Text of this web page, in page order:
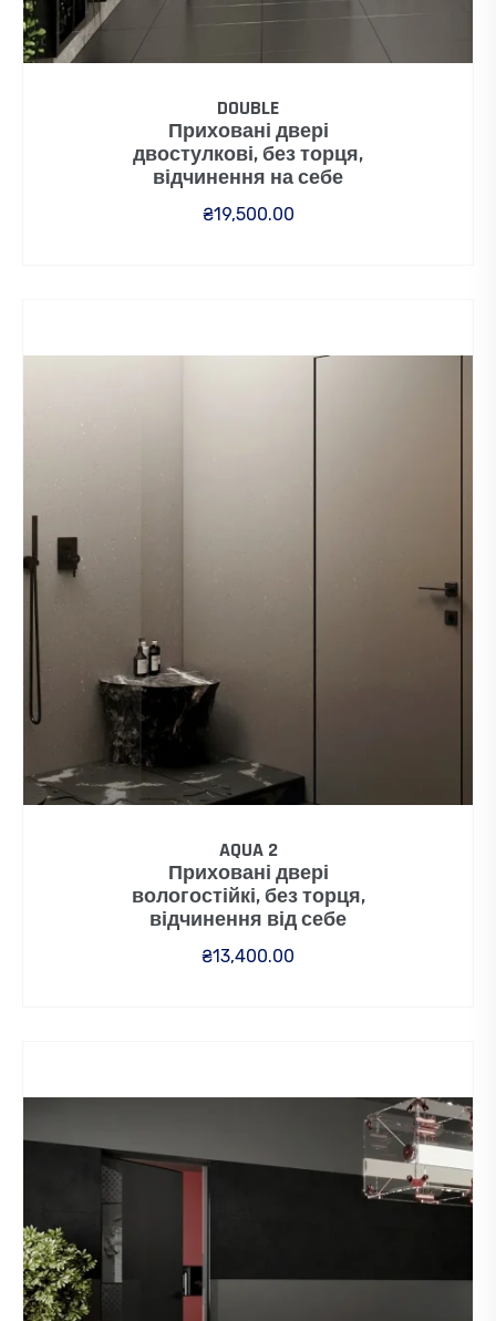
DOUBLE
Приховані двері
двостулкові, без торця,
відчинення на себе
₴19,500.00
AQUA 2
Приховані двері
вологостійкі, без торця,
відчинення від себе
₴13,400.00